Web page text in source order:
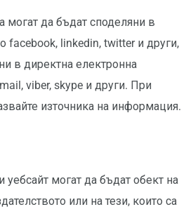
могат да бъдат споделяни в
facebook, linkedin, twitter и други,
в директна електронна
viber, skype и други. При
източника на информация.
уебсайт могат да бъдат обект на
или на тези, които са